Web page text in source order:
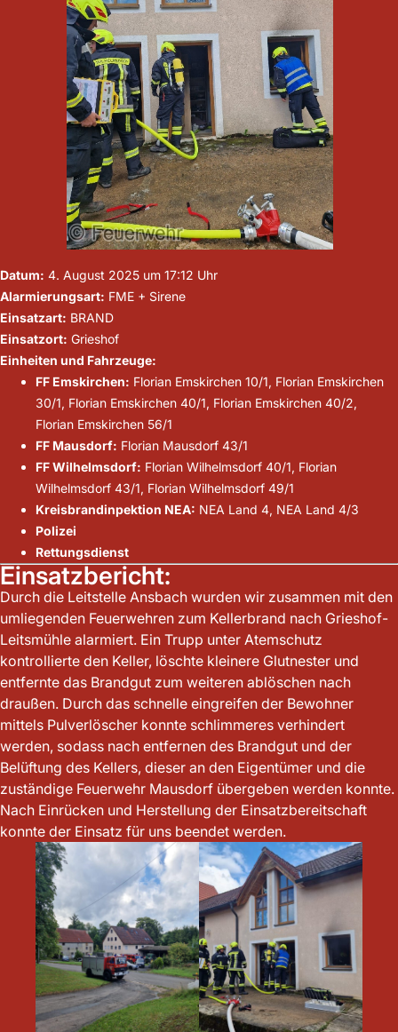
Datum: 4. August 2025 um 17:12 Uhr
Alarmierungsart: FME + Sirene
Einsatzart: BRAND
Einsatzort: Grieshof
Einheiten und Fahrzeuge:
FF Emskirchen: Florian Emskirchen 10/1, Florian Emskirchen
30/1, Florian Emskirchen 40/1, Florian Emskirchen 40/2,
Florian Emskirchen 56/1
FF Mausdorf: Florian Mausdorf 43/1
FF Wilhelmsdorf: Florian Wilhelmsdorf 40/1, Florian
Wilhelmsdorf 43/1, Florian Wilhelmsdorf 49/1
Kreisbrandinpektion NEA: NEA Land 4, NEA Land 4/3
Polizei
Rettungsdienst
Einsatzbericht:
Durch die Leitstelle Ansbach wurden wir zusammen mit den
umliegenden Feuerwehren zum Kellerbrand nach Grieshof-
Leitsmühle alarmiert. Ein Trupp unter Atemschutz
kontrollierte den Keller, löschte kleinere Glutnester und
entfernte das Brandgut zum weiteren ablöschen nach
draußen. Durch das schnelle eingreifen der Bewohner
mittels Pulverlöscher konnte schlimmeres verhindert
werden, sodass nach entfernen des Brandgut und der
Belüftung des Kellers, dieser an den Eigentümer und die
zuständige Feuerwehr Mausdorf übergeben werden konnte.
Nach Einrücken und Herstellung der Einsatzbereitschaft
konnte der Einsatz für uns beendet werden.